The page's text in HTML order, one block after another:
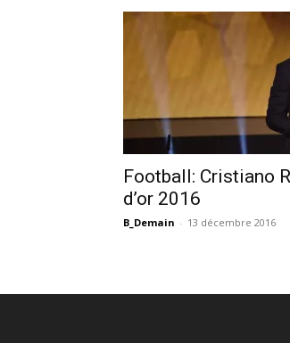
Football: Cristiano
d’or 2016
B_Demain - 13 décembre 2016